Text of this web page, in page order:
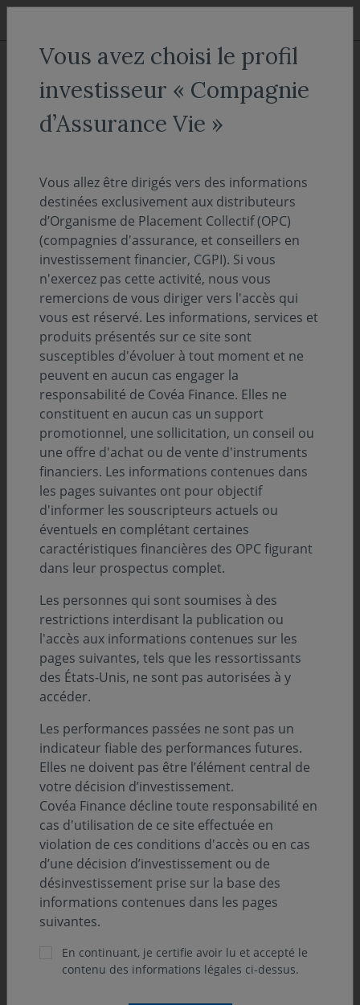
Aller au menu
Aller au contenu
ACCUEIL Décryptages
Environnement économique -
ENVIRONNEMENT ÉCONOMIQUE 04 décembre 2025
Temps de lecture :
Le Congrès américain vote la fin du «
shutdown »
Nos perspectives économiques et
financières
L’activisme des États dans leur objectif affiché
de reconquête de souveraineté se traduit par
des soutiens substantiels aux secteurs jugés
stratégiques et une compétition accrue pour
l’accès aux ressources. Ces démarches
s’inscrivent dans un environnement mondial
moins coopératif où les politiques monétaires
demeurent contraintes par un environnement
Unis, l’administration actionne de nombreux
leviers pour appuyer la reprise en main de
l’économie par le politique. Au-delà des droits
de douane et des prises de participation dans
les secteurs stratégiques, le regard du politique
se porte sur la banque centrale avec l’objectif
le projet économique de l’administration. En
Europe, les marges de manœuvre des États
sont limitées par le champ des compétences de
l’UE. En France, l’instabilité politique fait peser
un risque sur sa dette publique, une situation
susceptible de mettre à l’épreuve la
souveraineté du pays dans ses décisions
budgétaires.
Le mois a été marqué par la fin de la plus longue
fermeture de l’administration fédérale de l’histoire des
Vous avez choisi le profil
investisseur « Compagnie
d’Assurance Vie »
Vous allez être dirigés vers des informations
destinées exclusivement aux distributeurs
d’Organisme de Placement Collectif (OPC)
(compagnies d'assurance, et conseillers en
investissement financier, CGPI). Si vous
n'exercez pas cette activité, nous vous
remercions de vous diriger vers l'accès qui
vous est réservé. Les informations, services et
produits présentés sur ce site sont
susceptibles d'évoluer à tout moment et ne
peuvent en aucun cas engager la
responsabilité de Covéa Finance. Elles ne
constituent en aucun cas un support
promotionnel, une sollicitation, un conseil ou
une offre d'achat ou de vente d'instruments
financiers. Les informations contenues dans
les pages suivantes ont pour objectif
d'informer les souscripteurs actuels ou
éventuels en complétant certaines
caractéristiques financières des OPC figurant
dans leur prospectus complet.
Les personnes qui sont soumises à des
restrictions interdisant la publication ou
l'accès aux informations contenues sur les
pages suivantes, tels que les ressortissants
des États-Unis, ne sont pas autorisées à y
accéder.
Les performances passées ne sont pas un
indicateur fiable des performances futures.
Elles ne doivent pas être l’élément central de
votre décision d’investissement.
Covéa Finance décline toute responsabilité en
cas d'utilisation de ce site effectuée en
violation de ces conditions d'accès ou en cas
d’une décision d’investissement ou de
désinvestissement prise sur la base des
informations contenues dans les pages
suivantes.
En continuant, je certifie avoir lu et accepté le
contenu des informations légales ci-dessus.